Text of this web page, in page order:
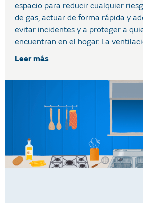
espacio para reducir cualquier
de gas, actuar de forma rápida y
evitar incidentes y a proteger a
encuentran en el hogar. La
Leer más